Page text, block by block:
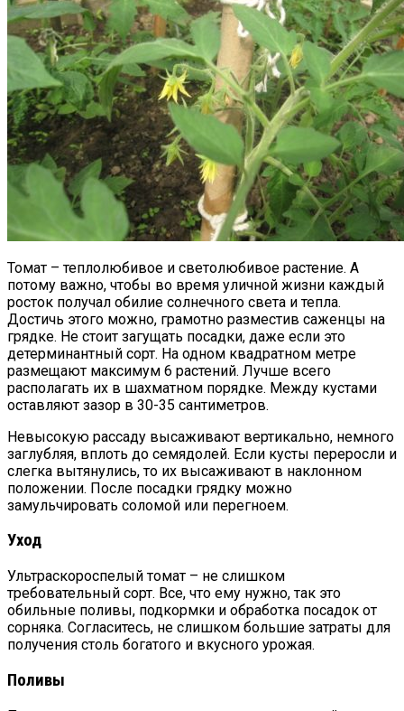
Томат – теплолюбивое и светолюбивое растение. А
потому важно, чтобы во время уличной жизни каждый
росток получал обилие солнечного света и тепла.
Достичь этого можно, грамотно разместив саженцы на
грядке. Не стоит загущать посадки, даже если это
детерминантный сорт. На одном квадратном метре
размещают максимум 6 растений. Лучше всего
располагать их в шахматном порядке. Между кустами
оставляют зазор в 30-35 сантиметров.
Невысокую рассаду высаживают вертикально, немного
заглубляя, вплоть до семядолей. Если кусты переросли и
слегка вытянулись, то их высаживают в наклонном
положении. После посадки грядку можно
замульчировать соломой или перегноем.
Уход
Ультраскороспелый томат – не слишком
требовательный сорт. Все, что ему нужно, так это
обильные поливы, подкормки и обработка посадок от
сорняка. Согласитесь, не слишком большие затраты для
получения столь богатого и вкусного урожая.
Поливы